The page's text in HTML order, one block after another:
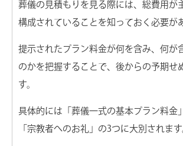
お葬式プラン
葬儀の見積もりを見る際には、総費用が
構成されていることを知っておく必要が
提示されたプラン料金が何を含み、何が
のかを把握することで、後からの予期せ
す。
具体的には「葬儀一式の基本プラン料金
「宗教者へのお礼」の3つに大別されます